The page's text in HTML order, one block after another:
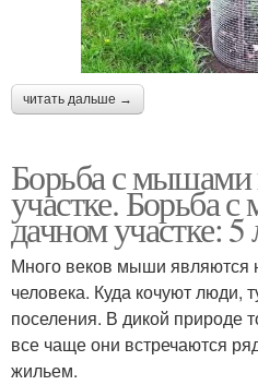
читать дальше →
Борьба с мышами
участке. Борьба
дачном участке:
Много веков мыши являются
человека. Куда кочуют
поселения. В дикой природе
все чаще они встречаются
жильем.